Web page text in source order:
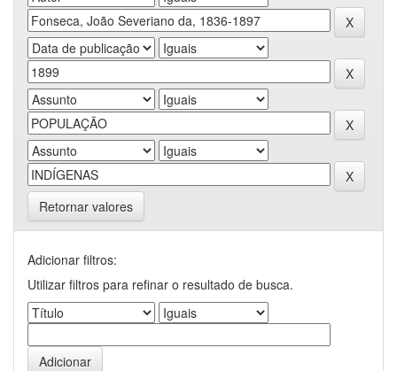
Retornar valores
Adicionar filtros:
Utilizar filtros para refinar o resultado de busca.